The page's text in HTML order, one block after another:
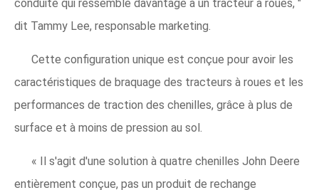
conduite qui ressemble davantage à un tracteur à roues, "
dit Tammy Lee, responsable marketing.
Cette configuration unique est conçue pour avoir les
caractéristiques de braquage des tracteurs à roues et les
performances de traction des chenilles, grâce à plus de
surface et à moins de pression au sol.
« Il s'agit d'une solution à quatre chenilles John Deere
entièrement conçue, pas un produit de rechange